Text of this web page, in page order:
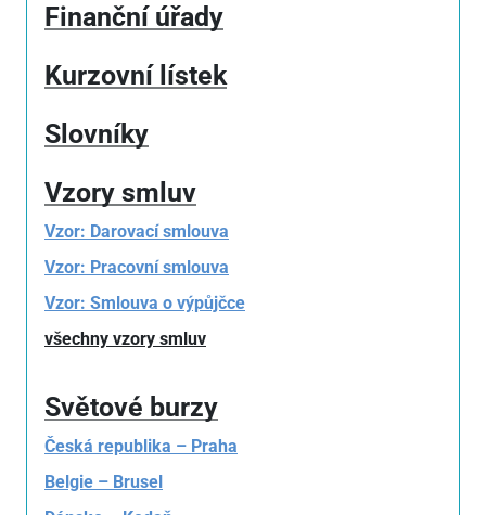
Finanční úřady
Kurzovní lístek
Slovníky
Vzory smluv
Vzor: Darovací smlouva
Vzor: Pracovní smlouva
Vzor: Smlouva o výpůjčce
všechny vzory smluv
Světové burzy
Česká republika – Praha
Belgie – Brusel